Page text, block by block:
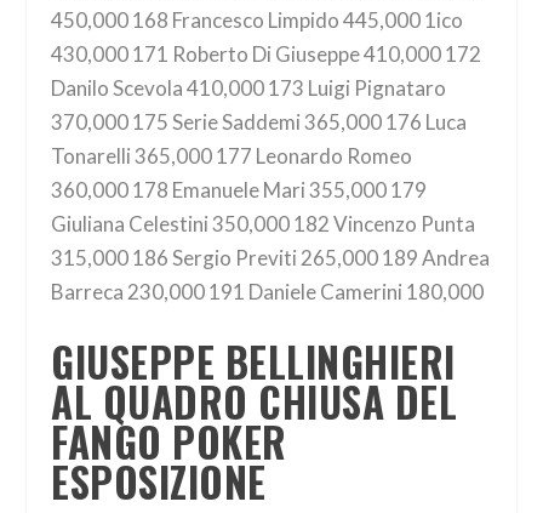
450,000 168 Francesco Limpido 445,000 1ico
430,000 171 Roberto Di Giuseppe 410,000 172
Danilo Scevola 410,000 173 Luigi Pignataro
370,000 175 Serie Saddemi 365,000 176 Luca
Tonarelli 365,000 177 Leonardo Romeo
360,000 178 Emanuele Mari 355,000 179
Giuliana Celestini 350,000 182 Vincenzo Punta
315,000 186 Sergio Previti 265,000 189 Andrea
Barreca 230,000 191 Daniele Camerini 180,000
GIUSEPPE BELLINGHIERI
AL QUADRO CHIUSA DEL
FANGO POKER
ESPOSIZIONE